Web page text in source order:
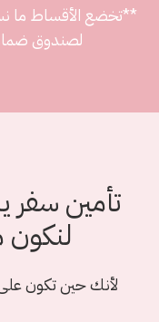
لصندوق
تأمين
لأنك حين تكون